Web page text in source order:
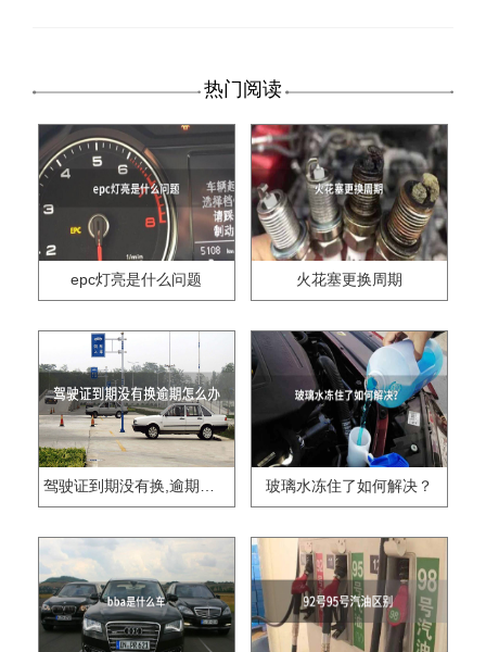
热门阅读
epc灯亮是什么问题 火花塞更换周期
驾驶证到期没有换,逾期怎么办?? 玻璃水冻住了如何解决？